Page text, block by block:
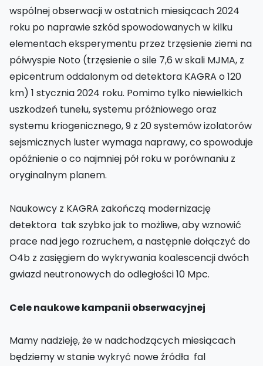
wspólnej obserwacji w ostatnich miesiącach 2024
roku po naprawie szkód spowodowanych w kilku
elementach eksperymentu przez trzęsienie ziemi na
półwyspie Noto (trzęsienie o sile 7,6 w skali MJMA, z
epicentrum oddalonym od detektora KAGRA o 120
km) 1 stycznia 2024 roku. Pomimo tylko niewielkich
uszkodzeń tunelu, systemu próżniowego oraz
systemu kriogenicznego, 9 z 20 systemów izolatorów
sejsmicznych luster wymaga naprawy, co spowoduje
opóźnienie o co najmniej pół roku w porównaniu z
oryginalnym planem.
Naukowcy z KAGRA zakończą modernizację
detektora tak szybko jak to możliwe, aby wznowić
prace nad jego rozruchem, a następnie dołączyć do
O4b z zasięgiem do wykrywania koalescencji dwóch
gwiazd neutronowych do odległości 10 Mpc.
Cele naukowe kampanii obserwacyjnej
Mamy nadzieję, że w nadchodzących miesiącach
będziemy w stanie wykryć nowe źródła fal